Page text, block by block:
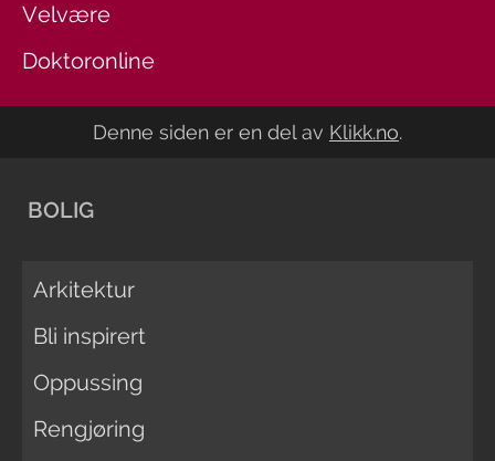
Velvære
Doktoronline
Denne siden er en del av Klikk.no.
BOLIG
Arkitektur
Bli inspirert
Oppussing
Rengjøring